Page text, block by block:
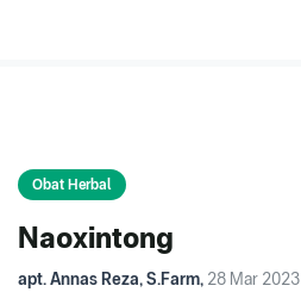
Obat Herbal
Naoxintong
apt. Annas Reza, S.Farm, 28 Mar 2023